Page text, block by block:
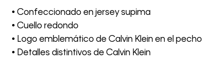
• Confeccionado en jersey supima
• Cuello redondo
• Logo emblemático de Calvin Klein en el pecho
• Detalles distintivos de Calvin Klein